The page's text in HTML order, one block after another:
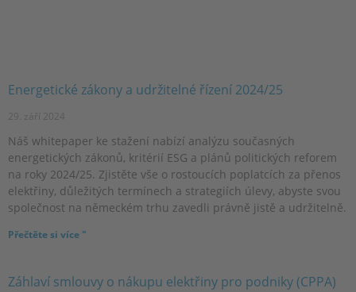
Energetické zákony a udržitelné řízení 2024/25
29. září 2024
Náš whitepaper ke stažení nabízí analýzu současných
energetických zákonů, kritérií ESG a plánů politických reforem
na roky 2024/25. Zjistěte vše o rostoucích poplatcích za přenos
elektřiny, důležitých termínech a strategiích úlevy, abyste svou
společnost na německém trhu zavedli právně jistě a udržitelně.
Přečtěte si více "